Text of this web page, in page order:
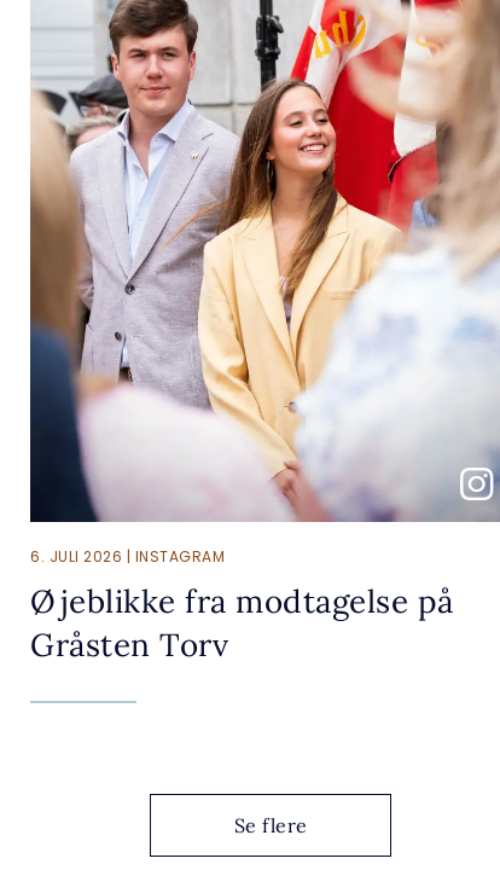
6. JULI 2026 | INSTAGRAM
Øjeblikke fra modtagelse på
Gråsten Torv
Se flere